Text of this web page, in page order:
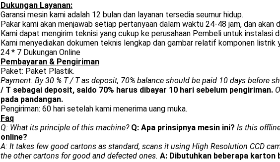
Dukungan Layanan:
Garansi mesin kami adalah 12 bulan dan layanan tersedia seumur hidup.
Pakar kami akan menjawab setiap pertanyaan dalam waktu 24-48 jam, dan akan
Kami dapat mengirim teknisi yang cukup ke perusahaan Pembeli untuk instalasi
Kami menyediakan dokumen teknis lengkap dan gambar relatif komponen listrik
24 * 7 Dukungan Online
Pembayaran & Pengiriman
Paket: Paket Plastik.
Payment: By 30 % T / T as deposit, 70% balance should be paid 10 days before
/ T sebagai deposit, saldo 70% harus dibayar 10 hari sebelum pengiriman.
pada pandangan.
Pengiriman: 60 hari setelah kami menerima uang muka.
Faq
Q: What its principle of this machine? Q: Apa prinsipnya mesin ini? Is this
online?
A: It takes few good cartons as standard, scans it using High Resolution CCD
the other cartons for good and defected ones. A: Dibutuhkan beberapa karton